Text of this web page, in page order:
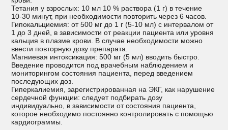
Тетания у взрослых: 10 мл 10 % раствора (1 г) в течение
10‑30 минут, при необходимости повторить через 6 часов.
Гипокальциемия: от 500 мг до 1 г (5‑10 мл) с интервалом от
1 до 3 дней, в зависимости от реакции пациента или уровня
кальция в плазме крови. В случае необходимости можно
ввести повторную дозу препарата.
Магниевая интоксикация: 500 мг (5 мл) вводить быстро.
Введение проводится под врачебным наблюдением и
мониторингом состояния пациента, перед введением
последующих доз.
Гиперкалиемия, зарегистрированная на ЭКГ, как нарушение
сердечной функции: следует подбирать дозу
индивидуально, в зависимости от состояния пациента,
которое необходимо постоянно контролировать с помощью
кардиограммы.